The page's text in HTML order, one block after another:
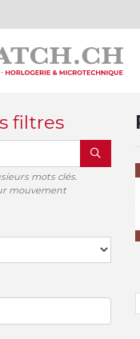
filtres
mots clés.
mouvement